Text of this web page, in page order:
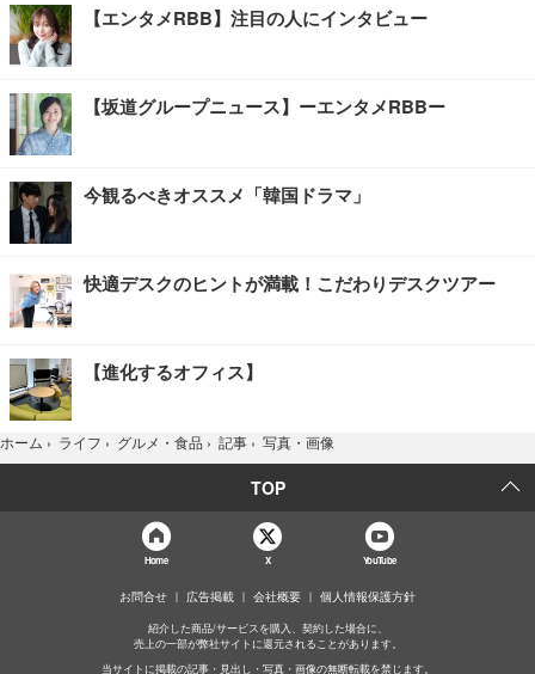
【エンタメRBB】注目の人にインタビュー
【坂道グループニュース】ーエンタメRBBー
今観るべきオススメ「韓国ドラマ」
快適デスクのヒントが満載！こだわりデスクツアー
【進化するオフィス】
ホーム › ライフ › グルメ・食品 › 記事 › 写真・画像
TOP
Home X YouTube
お問合せ 広告掲載 会社概要 個人情報保護方針
紹介した商品/サービスを購入、契約した場合に、
売上の一部が弊社サイトに還元されることがあります。
当サイトに掲載の記事・見出し・写真・画像の無断転載を禁じます。